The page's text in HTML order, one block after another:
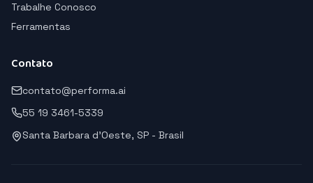
Trabalhe Conosco
Ferramentas
Contato
contato@performa.ai
55 19 3461-5339
Santa Barbara d'Oeste, SP - Brasil